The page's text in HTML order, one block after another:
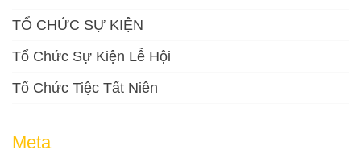
TỔ CHỨC SỰ KIỆN
Tổ Chức Sự Kiện Lễ Hội
Tổ Chức Tiệc Tất Niên
Meta